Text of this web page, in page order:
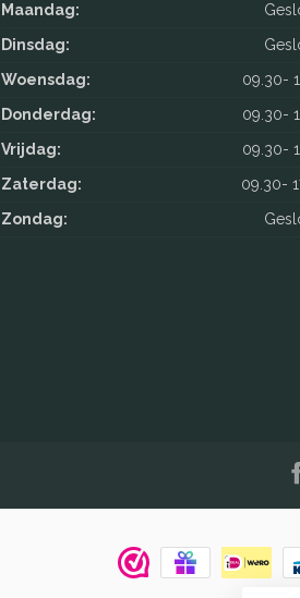
Maandag:
Dinsdag:
Woensdag:
09.30-
Donderdag:
09.30-
Vrijdag:
09.30-
Zaterdag:
09.30-
Zondag: